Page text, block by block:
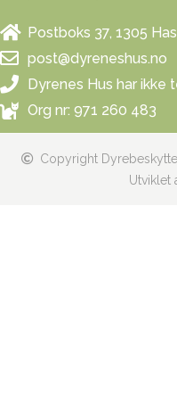
Postboks 37, 1305
post@dyreneshus.no
Dyrenes Hus har ikke
Org nr: 971 260 483
Copyright
Utviklet